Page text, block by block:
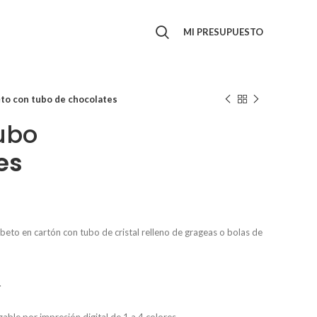
MI PRESUPUESTO
con tubo de chocolates
en cartón con tubo de cristal relleno de grageas o bolas de